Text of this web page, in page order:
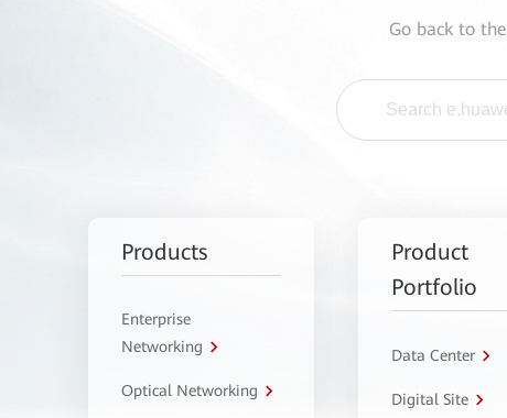
Go back to the
Products
Enterprise
Networking
Optical Networking
Product
Portfolio
Data Center
Digital Site